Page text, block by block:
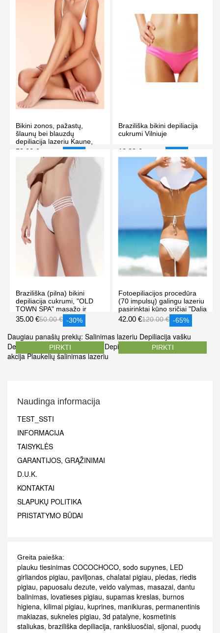
Bikini zonos, pažastų,
šlaunų bei blauzdų
depiliacija lazeriu Kaune,
1.5 val.
59.00 €
PIRKTI
Braziliška bikini depiliacija
cukrumi Vilniuje
18.99 €
PIRKTI
Braziliška (pilna) bikini
depiliacija cukrumi, "OLD
TOWN SPA" masažo ir
grožio klinikoje Vilniuje
35.00 €50.00 € -30%
PIRKTI
Fotoepiliacijos procedūra
(70 impulsų) galingu lazeriu
pasirinktai kūno sričiai "Dalia
grožio studija" Vilniuje
42.00 €120.00 € -65%
PIRKTI
Daugiau panašių prekių: Salinimas lazeriu Depiliacija vašku
Depiliacija
Braziliška depiliacija Depiliacijos Vilniuje Depiliacija
akcija Plaukelių šalinimas lazeriu
Naudinga informacija
TEST_SSTI
INFORMACIJA
TAISYKLĖS
GARANTIJOS, GRĄŽINIMAI
D.U.K.
KONTAKTAI
SLAPUKŲ POLITIKA
PRISTATYMO BŪDAI
Greita paieška:
plauku tiesinimas COCOCHOCO, sodo supynes, LED
girliandos pigiau, paviljonas, chalatai pigiau, pledas, riedis
pigiau, papuosalu dezute, veido valymas, masazai, dantu
balinimas, lovatieses pigiau, supamas kreslas, burnos
higiena, kilimai pigiau, kuprines, manikiuras, permanentinis
makiazas, sukneles pigiau, 3d patalyne, kosmetinis
staliukas, braziliška depiliacija, rankšluosčiai, sijonai, puodų